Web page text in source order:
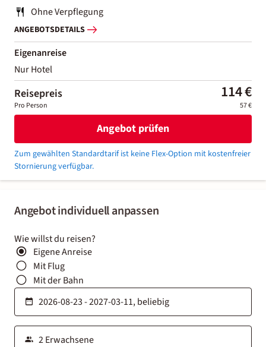
Angebot individuell anpassen
Wie willst du reisen?
Eigene Anreise
Mit Flug
Mit der Bahn
Ohne Verpflegung
ANGEBOTSDETAILS
Eigenanreise
Nur Hotel
Reisepreis 114 €
Pro Person 57 €
Angebot prüfen
Zum gewählten Standardtarif ist keine Flex-Option mit kostenfreier
Stornierung verfügbar.